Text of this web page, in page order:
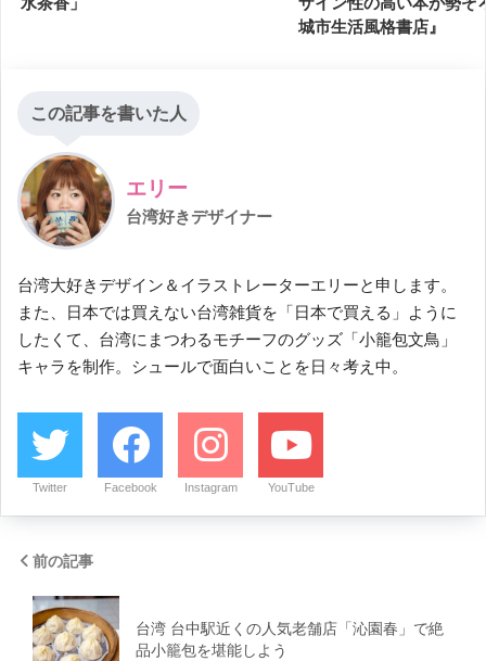
城市生活風格書店』
この記事を書いた人
エリー
台湾好きデザイナー
台湾大好きデザイン＆イラストレーターエリーと申します。
また、日本では買えない台湾雑貨を「日本で買える」ように
したくて、台湾にまつわるモチーフのグッズ「小籠包文鳥」
キャラを制作。シュールで面白いことを日々考え中。
Twitter Facebook Instagram YouTube
前の記事
台湾 台中駅近くの人気老舗店「沁園春」で絶
品小籠包を堪能しよう